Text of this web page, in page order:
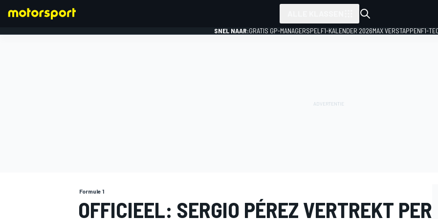
SNEL NAAR:GRATIS GP-MANAGERSPEL F1-KALENDER 2026MAX VERSTAPPENF1-
Formule 1
OFFICIEEL: SERGIO PÉREZ VERTREKT PER